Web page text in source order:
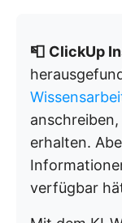
📮 ClickUp
erhalten.
verfügbar